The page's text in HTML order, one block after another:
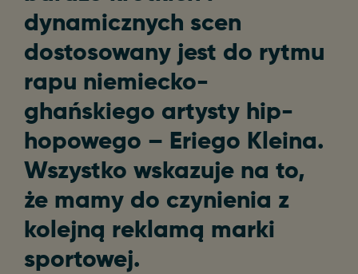
dynamicznych scen
dostosowany jest do rytmu
rapu niemiecko-
ghańskiego artysty hip-
hopowego – Eriego Kleina.
Wszystko wskazuje na to,
że mamy do czynienia z
kolejną reklamą marki
sportowej.